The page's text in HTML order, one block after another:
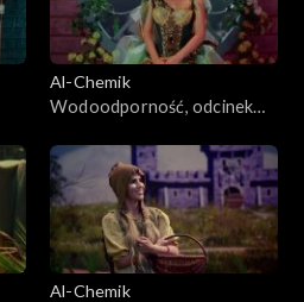
Al-Chemik
Wodoodporność, odcinek
Al-Chemik